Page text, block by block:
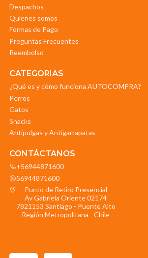
Despachos
Quienes somos
Formas de Pago
Preguntas Frecuentes
Reembolso
CATEGORIAS
¿Qué es y cómo funciona AUTOCOMPRA?
Perros
Gatos
Snacks
Antipulgas y Antigarrapatas
CONTÁCTANOS
+56944871600
56944871600
Punto de Retiro Presencial
Av Gabriela Oriente 02174
7821153 Santiago - Puente Alto
Región Metropolitana - Chile